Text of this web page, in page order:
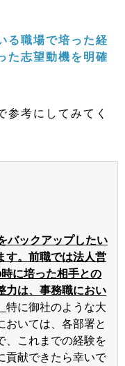
る職場で培った経
た志望動機を明確
参考にしてみてく
バックアップしたい
す。前職では法人営
に培った相手との
力は、事務職におい
特に御社のような大
おいては、各部署と
、これまでの経験を
貢献できたら幸いで